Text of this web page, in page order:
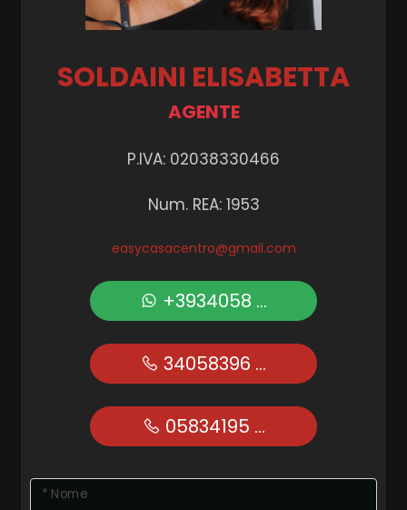
SOLDAINI ELISABETTA
AGENTE
P.IVA: 02038330466
Num. REA: 1953
easycasacentro@gmail.com
+3934058 ...
34058396 ...
05834195 ...
* Nome